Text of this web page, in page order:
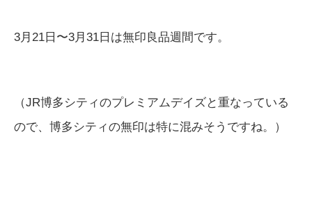
3月21日〜3月31日は無印良品週間です。
（JR博多シティのプレミアムデイズと重なっている
ので、博多シティの無印は特に混みそうですね。）